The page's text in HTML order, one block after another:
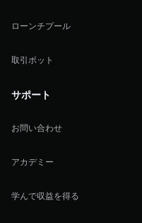
ローンチプール
取引ボット
サポート
お問い合わせ
アカデミー
学んで収益を得る